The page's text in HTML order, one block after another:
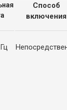
Способ
включения